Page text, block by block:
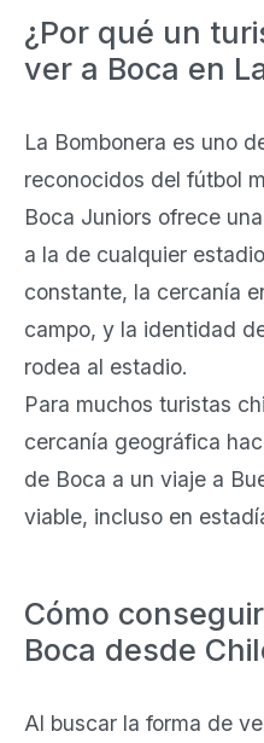
¿Por qué un
ver a Boca en
La Bombonera es uno
reconocidos del fútbol
Boca Juniors ofrece
a la de cualquier
constante, la cercanía
campo, y la identidad
rodea al estadio.
Para muchos turistas
cercanía geográfica
de Boca a un viaje a
viable, incluso en
Cómo
Boca desde
Al buscar la forma de